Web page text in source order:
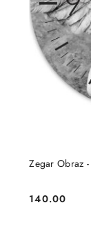
Cena:
140.00